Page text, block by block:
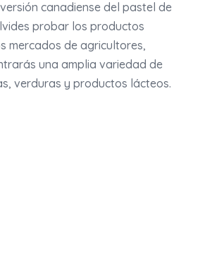
canadiense del pastel de
probar los productos
mercados de agricultores,
una amplia variedad de
verduras y productos lácteos.